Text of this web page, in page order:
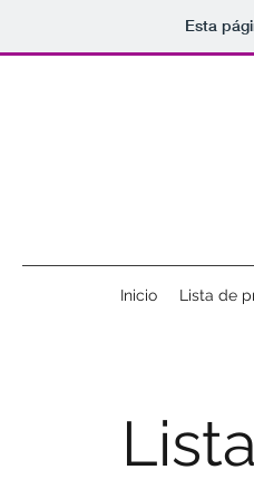
Esta
Inicio Lista de